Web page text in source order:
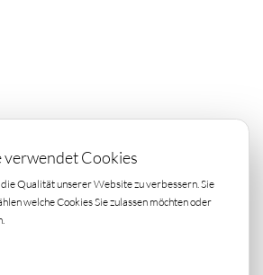
verwendet Cookies
Qualität unserer Website zu verbessern. Sie
welche Cookies Sie zulassen möchten oder